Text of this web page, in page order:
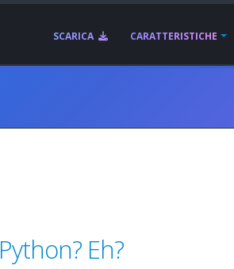
SCARICA CARATTERISTICHE
Eh?